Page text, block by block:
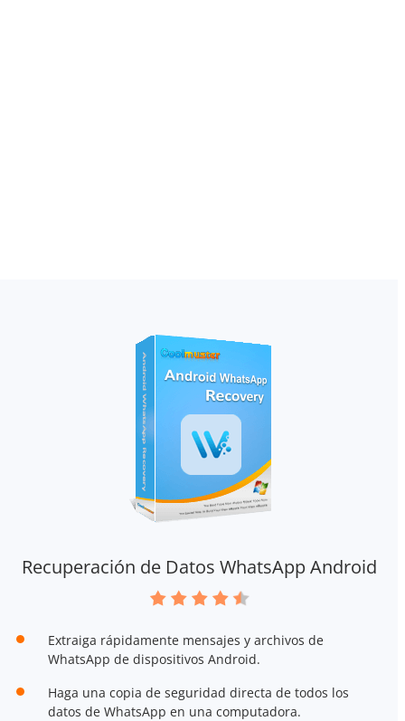
Recuperación de Datos WhatsApp Android
Extraiga rápidamente mensajes y archivos de
WhatsApp de dispositivos Android.
Haga una copia de seguridad directa de todos los
datos de WhatsApp en una computadora.